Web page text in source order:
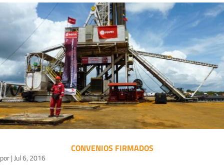
CONVENIOS FIRMADOS
por| Jul 6, 2016